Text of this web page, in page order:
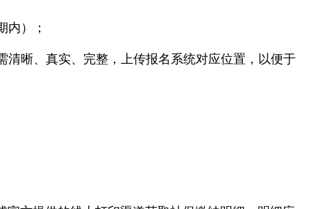
）；
晰、真实、完整，上传报名系统对应位置，以便于